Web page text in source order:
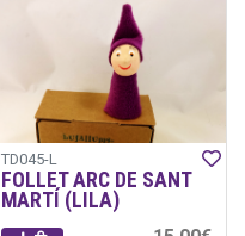
TD045-L
FOLLET ARC DE SANT
MARTÍ (LILA)